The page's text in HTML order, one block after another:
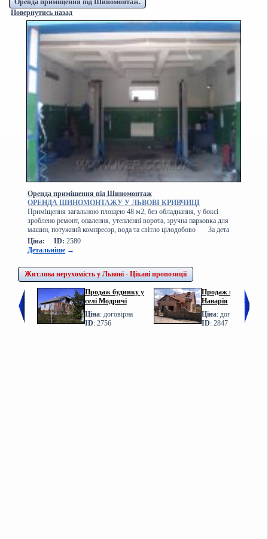
Оренда приміщення під Шиномонтаж.
Повернутись назад
Оренда приміщення під Шиномонтаж
ОРЕНДА ШИНОМОНТАЖУ У ЛЬВОВІ КРИВЧИЦІ
Приміщення загальною площею 48 м2, без обладнання, у боксі
зроблено ремонт, опалення, утепленні ворота, зручна парковка для
машин, потужний компресор, вода та світло цілодобово За дета
Ціна:
ID: 2580
Детальніше →
Житлова нерухомість у Львові - Цікаві пропозиції
Продаж будинку у
селі Модричі
Ціна: договірна
ID: 2756
Продаж котеджу у с.
Наварія
Ціна: договірна
ID: 2847